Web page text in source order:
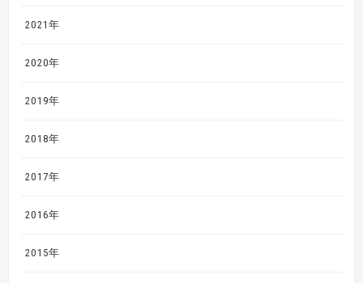
2021年
2020年
2019年
2018年
2017年
2016年
2015年